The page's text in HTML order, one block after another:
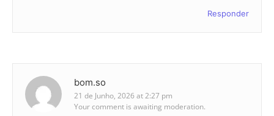
Responder
bom.so
21 de Junho, 2026 at 2:27 pm
Your comment is awaiting moderation.